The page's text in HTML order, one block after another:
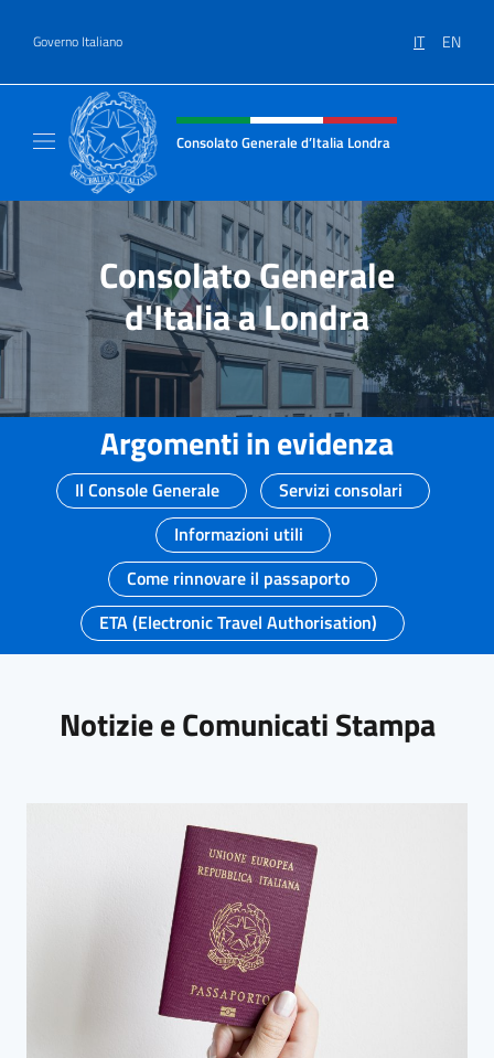
Governo Italiano IT EN
Intestazione sito, social e menù
Consolato Generale d’Italia Londra
Consolato Generale
d'Italia a Londra
Argomenti in evidenza
Il Console Generale
Servizi consolari
Informazioni utili
Come rinnovare il passaporto
ETA (Electronic Travel Authorisation)
Notizie e Comunicati Stampa